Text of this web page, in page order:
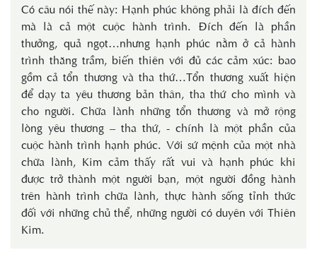
Có câu nói thế này: Hạnh phúc không phải là đích đến
mà là cả một cuộc hành trình. Đích đến là phần
thưởng, quả ngọt…nhưng hạnh phúc nằm ở cả hành
trình thăng trầm, biến thiên với đủ các cảm xúc: bao
gồm cả tổn thương và tha thứ…Tổn thương xuất hiện
để dạy ta yêu thương bản thân, tha thứ cho mình và
cho người. Chữa lành những tổn thương và mở rộng
lòng yêu thương – tha thứ, - chính là một phần của
cuộc hành trình hạnh phúc. Với sứ mệnh của một nhà
chữa lành, Kim cảm thấy rất vui và hạnh phúc khi
được trở thành một người bạn, một người đồng hành
trên hành trình chữa lành, thực hành sống tỉnh thức
đối với những chủ thể, những người có duyên với Thiên
Kim.